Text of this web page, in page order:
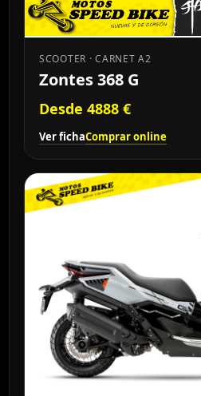
SCOOTER · CARNET A2
Zontes 368 G
Desde 4888 €
Ver fichaComprar online